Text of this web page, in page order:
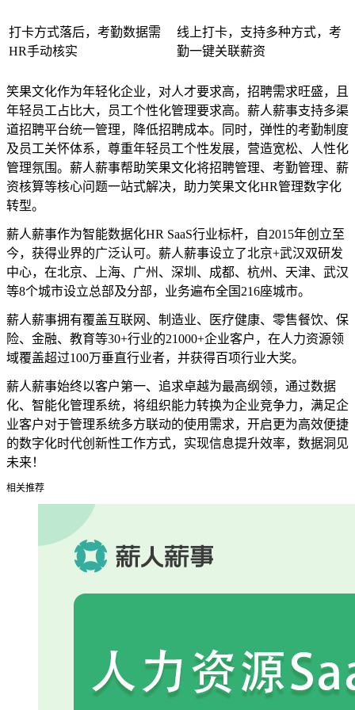
打卡方式落后，考勤数据需
HR手动核实
线上打卡，支持多种方式，考
勤一键关联薪资
笑果文化作为年轻化企业，对人才要求高，招聘需求旺盛，且
年轻员工占比大，员工个性化管理要求高。薪人薪事支持多渠
道招聘平台统一管理，降低招聘成本。同时，弹性的考勤制度
及员工关怀体系，尊重年轻员工个性发展，营造宽松、人性化
管理氛围。薪人薪事帮助笑果文化将招聘管理、考勤管理、薪
资核算等核心问题一站式解决，助力笑果文化HR管理数字化
转型。
薪人薪事作为智能数据化HR SaaS行业标杆，自2015年创立至
今，获得业界的广泛认可。薪人薪事设立了北京+武汉双研发
中心，在北京、上海、广州、深圳、成都、杭州、天津、武汉
等8个城市设立总部及分部，业务遍布全国216座城市。
薪人薪事拥有覆盖互联网、制造业、医疗健康、零售餐饮、保
险、金融、教育等30+行业的21000+企业客户，在人力资源领
域覆盖超过100万垂直行业者，并获得百项行业大奖。
薪人薪事始终以客户第一、追求卓越为最高纲领，通过数据
化、智能化管理系统，将组织能力转换为企业竞争力，满足企
业客户对于管理系统多方联动的使用需求，开启更为高效便捷
的数字化时代创新性工作方式，实现信息提升效率，数据洞见
未来！
相关推荐